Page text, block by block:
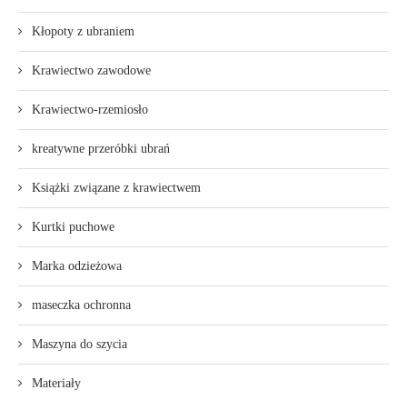
Kłopoty z ubraniem
Krawiectwo zawodowe
Krawiectwo-rzemiosło
kreatywne przeróbki ubrań
Książki związane z krawiectwem
Kurtki puchowe
Marka odzieżowa
maseczka ochronna
Maszyna do szycia
Materiały